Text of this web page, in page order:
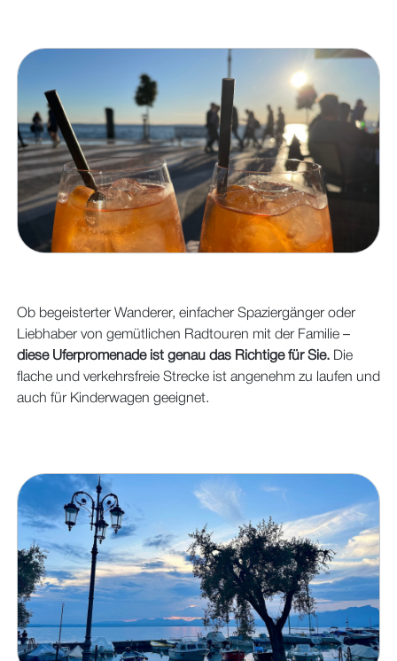
Ob begeisterter Wanderer, einfacher Spaziergänger oder
Liebhaber von gemütlichen Radtouren mit der Familie –
diese Uferpromenade ist genau das Richtige für Sie.Die
flache und verkehrsfreie Strecke ist angenehm zu laufen und
auch für Kinderwagen geeignet.